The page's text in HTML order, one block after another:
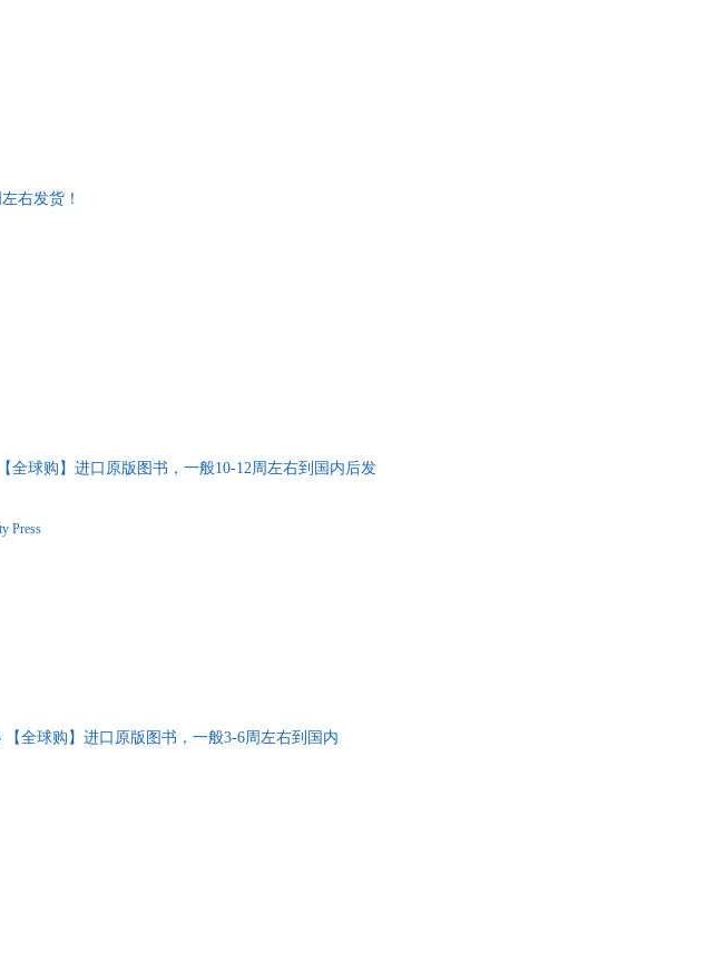
右发货！
【全球购】进口原版图书，一般10-12周左右到国内后发
Press
【全球购】进口原版图书，一般3-6周左右到国内